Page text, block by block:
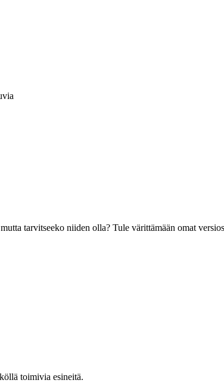
tarvitseeko niiden olla? Tule värittämään omat
toimivia esineitä.